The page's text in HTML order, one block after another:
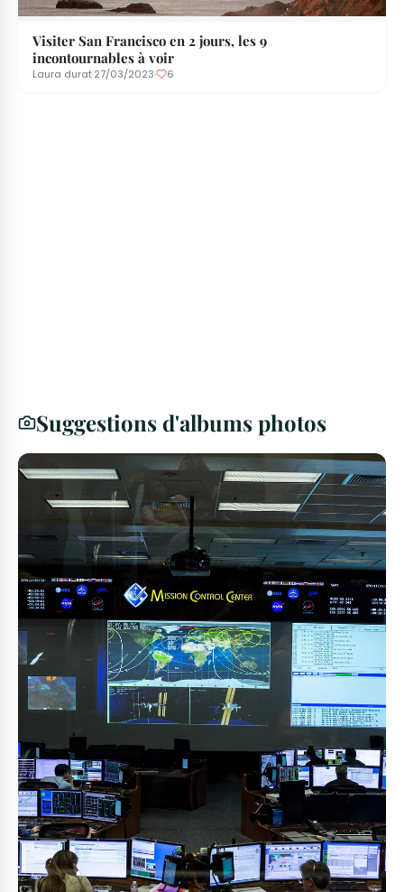
Visiter San Francisco en 2 jours, les 9
incontournables à voir
Laura durat·27/03/2023· 6
Suggestions d'albums photos